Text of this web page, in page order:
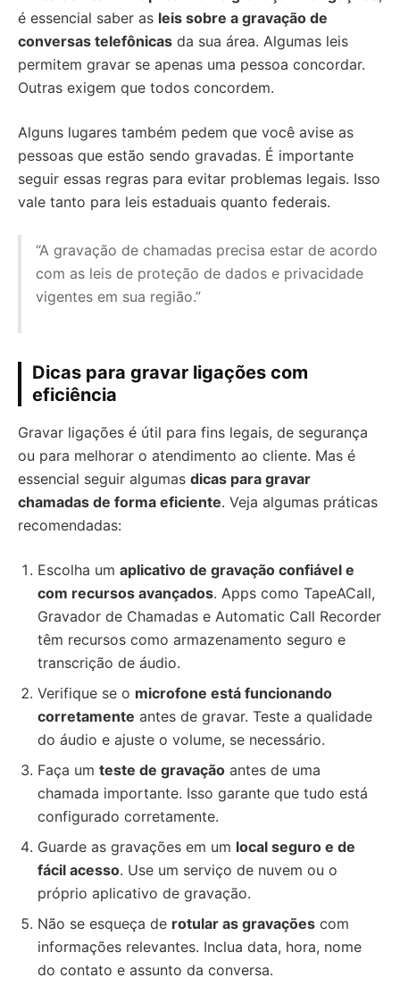
é essencial saber as leis sobre a gravação de
conversas telefônicas da sua área. Algumas leis
permitem gravar se apenas uma pessoa concordar.
Outras exigem que todos concordem.
Alguns lugares também pedem que você avise as
pessoas que estão sendo gravadas. É importante
seguir essas regras para evitar problemas legais. Isso
vale tanto para leis estaduais quanto federais.
“A gravação de chamadas precisa estar de acordo
com as leis de proteção de dados e privacidade
vigentes em sua região.”
Dicas para gravar ligações com
eficiência
Gravar ligações é útil para fins legais, de segurança
ou para melhorar o atendimento ao cliente. Mas é
essencial seguir algumas dicas para gravar
chamadas de forma eficiente. Veja algumas práticas
recomendadas:
Escolha um aplicativo de gravação confiável e
com recursos avançados. Apps como TapeACall,
Gravador de Chamadas e Automatic Call Recorder
têm recursos como armazenamento seguro e
transcrição de áudio.
Verifique se o microfone está funcionando
corretamente antes de gravar. Teste a qualidade
do áudio e ajuste o volume, se necessário.
Faça um teste de gravação antes de uma
chamada importante. Isso garante que tudo está
configurado corretamente.
Guarde as gravações em um local seguro e de
fácil acesso. Use um serviço de nuvem ou o
próprio aplicativo de gravação.
Não se esqueça de rotular as gravações com
informações relevantes. Inclua data, hora, nome
do contato e assunto da conversa.